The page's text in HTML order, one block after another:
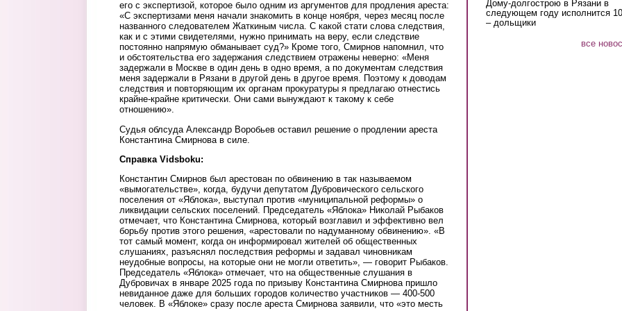
его с экспертизой, которое было одним из аргументов для продления ареста:
«С экспертизами меня начали знакомить в конце ноября, через месяц после
названного следователем Жаткиным числа. С какой стати слова следствия,
как и с этими свидетелями, нужно принимать на веру, если следствие
постоянно напрямую обманывает суд?» Кроме того, Смирнов напомнил, что
и обстоятельства его задержания следствием отражены неверно: «Меня
задержали в Москве в один день в одно время, а по документам следствия
меня задержали в Рязани в другой день в другое время. Поэтому к доводам
следствия и повторяющим их органам прокуратуры я предлагаю отнестись
крайне-крайне критически. Они сами вынуждают к такому к себе
отношению».
Судья облсуда Александр Воробьев оставил решение о продлении ареста
Константина Смирнова в силе.
Справка Vidsboku:
Константин Смирнов был арестован по обвинению в так называемом
«вымогательстве», когда, будучи депутатом Дубровического сельского
поселения от «Яблока», выступал против «муниципальной реформы» о
ликвидации сельских поселений. Председатель «Яблока» Николай Рыбаков
отмечает, что Константина Смирнова, который возглавил и эффективно вел
борьбу против этого решения, «арестовали по надуманному обвинению». «В
тот самый момент, когда он информировал жителей об общественных
слушаниях, разъяснял последствия реформы и задавал чиновникам
неудобные вопросы, на которые они не могли ответить», — говорит Рыбаков.
Председатель «Яблока» отмечает, что на общественные слушания в
Дубровичах в январе 2025 года по призыву Константина Смирнова пришло
невиданное даже для больших городов количество участников — 400-500
человек. В «Яблоке» сразу после ареста Смирнова заявили, что «это месть
Дому-долгострою в Рязани в
следующем году исполнится
– дольщики
все